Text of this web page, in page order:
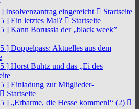
] Insolvenzantrag eingereicht
Startseite
] Ein letztes Mal?
Startseite
] Kann Borussia der „black week”
] Doppelpass: Aktuelles aus dem
] Horst Buhtz und das „Ei des
] Einladung zur Mitglieder-
Startseite
] „Erbarme, die Hesse kommen!“ (2)